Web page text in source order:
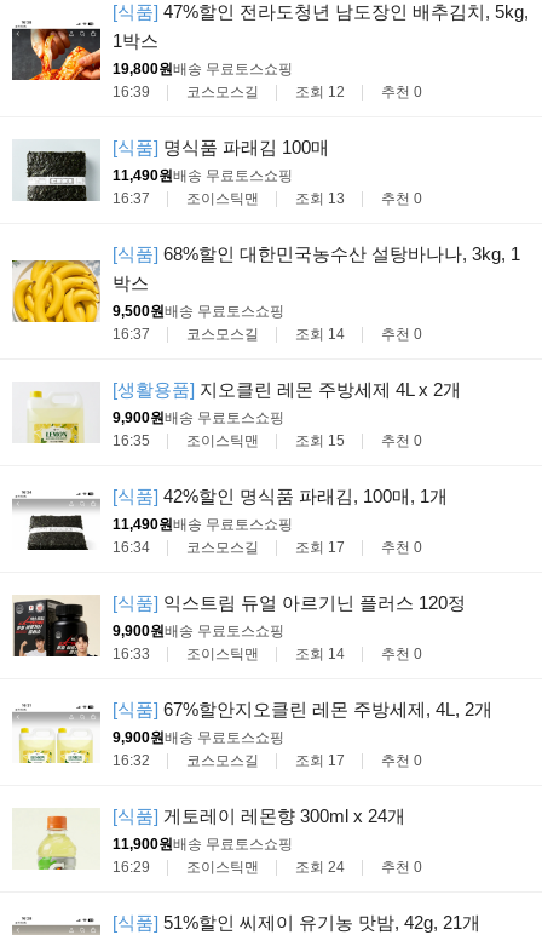
[식품] 47%할인 전라도청년 남도장인 배추김치, 5kg,
1박스
19,800원배송 무료토스쇼핑
16:39
코스모스길 조회 12 추천 0
[식품] 명식품 파래김 100매
11,490원배송 무료토스쇼핑
16:37
조이스틱맨 조회 13 추천 0
[식품] 68%할인 대한민국농수산 설탕바나나, 3kg, 1
박스
9,500원배송 무료토스쇼핑
16:37
코스모스길 조회 14 추천 0
[생활용품] 지오클린 레몬 주방세제 4L x 2개
9,900원배송 무료토스쇼핑
16:35
조이스틱맨 조회 15 추천 0
[식품] 42%할인 명식품 파래김, 100매, 1개
11,490원배송 무료토스쇼핑
16:34
코스모스길 조회 17 추천 0
[식품] 익스트림 듀얼 아르기닌 플러스 120정
9,900원배송 무료토스쇼핑
16:33
조이스틱맨 조회 14 추천 0
[식품] 67%할안지오클린 레몬 주방세제, 4L, 2개
9,900원배송 무료토스쇼핑
16:32
코스모스길 조회 17 추천 0
[식품] 게토레이 레몬향 300ml x 24개
11,900원배송 무료토스쇼핑
16:29
조이스틱맨 조회 24 추천 0
[식품] 51%할인 씨제이 유기농 맛밤, 42g, 21개